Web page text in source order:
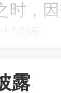
时，
后恢
露